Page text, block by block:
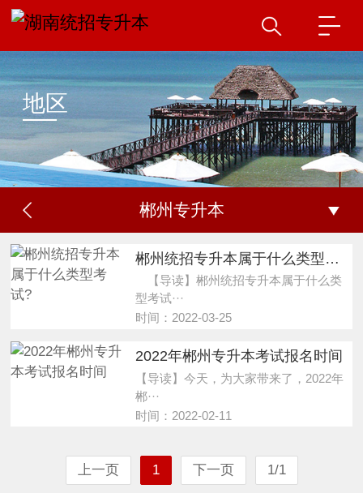
地区
郴州专升本
郴州统招专升本属于什么类型考试?
【导读】郴州统招专升本属于什么类
型考试···
时间：2022-03-25
2022年郴州专升本考试报名时间
【导读】今天，为大家带来了，2022年
郴···
时间：2022-02-11
上一页 1 下一页 1/1